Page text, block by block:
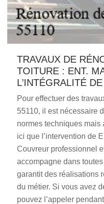
TRAVAUX DE
TOITURE : ENT.
L’INTÉGRALITÉ
Pour effectuer des
55110, il est nécessaire
normes techniques mais
ici que l’intervention de
Couvreur professionnel
accompagne dans
garantit des réalisations
du métier. Si vous avez
pouvez l’appeler